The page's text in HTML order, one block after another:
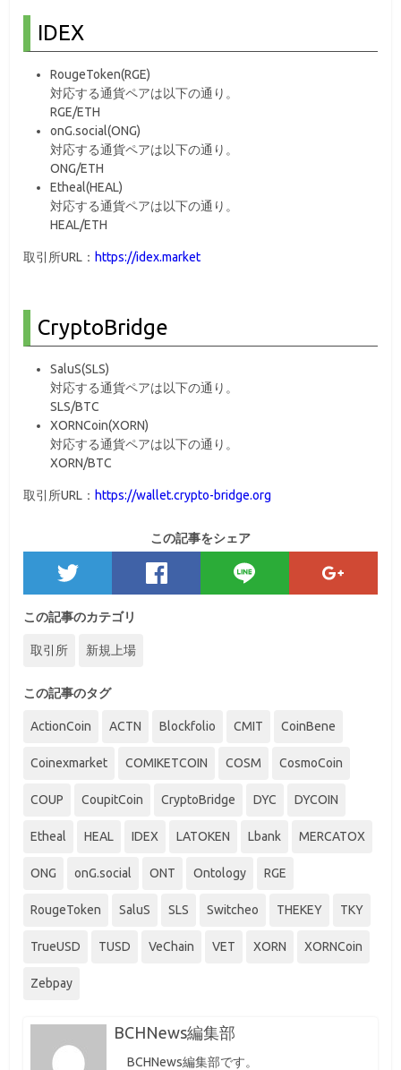
IDEX
RougeToken(RGE)
対応する通貨ペアは以下の通り。
RGE/ETH
onG.social(ONG)
対応する通貨ペアは以下の通り。
ONG/ETH
Etheal(HEAL)
対応する通貨ペアは以下の通り。
HEAL/ETH
取引所URL： https://idex.market
CryptoBridge
SaluS(SLS)
対応する通貨ペアは以下の通り。
SLS/BTC
XORNCoin(XORN)
対応する通貨ペアは以下の通り。
XORN/BTC
取引所URL： https://wallet.crypto-bridge.org
この記事をシェア
この記事のカテゴリ
取引所 新規上場
この記事のタグ
ActionCoin ACTN Blockfolio CMIT CoinBene
Coinexmarket COMIKETCOIN COSM CosmoCoin
COUP CoupitCoin CryptoBridge DYC DYCOIN
Etheal HEAL IDEX LATOKEN Lbank MERCATOX
ONG onG.social ONT Ontology RGE
RougeToken SaluS SLS Switcheo THEKEY TKY
TrueUSD TUSD VeChain VET XORN XORNCoin
Zebpay
BCHNews編集部
BCHNews編集部です。